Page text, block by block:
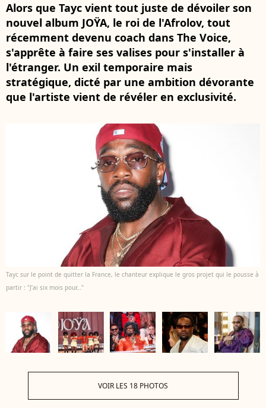
Alors que Tayc vient tout juste de dévoiler son
nouvel album JOŸA, le roi de l'Afrolov, tout
récemment devenu coach dans The Voice,
s'apprête à faire ses valises pour s'installer à
l'étranger. Un exil temporaire mais
stratégique, dicté par une ambition dévorante
que l'artiste vient de révéler en exclusivité.
Tayc sur le point de quitter la France, le chanteur explique le gros projet qui le pousse à
partir : "J’ai six mois pour…"
VOIR LES 18 PHOTOS